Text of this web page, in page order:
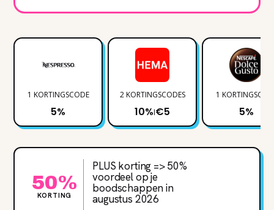
1 KORTINGSCODE
5%
2 KORTINGSCODES
10%|€5
1
5%
50%
KORTING
PLUS korting => 50%
voordeel op je
boodschappen in
augustus 2026